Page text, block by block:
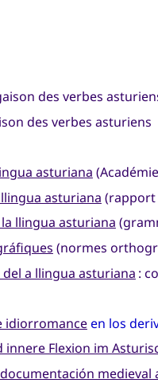
des verbes
des verbes asturiens
asturiana
asturiana (rapport
llingua asturiana
(normes
a llingua asturiana :
idiorromanceen los
Flexion im
medieval